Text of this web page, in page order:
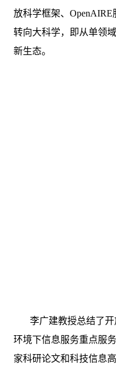
放科学框架、
转向大科学，即从单领
新生态。
李广建教授总结了
环境下信息服务重点服
家科研论文和科技信息